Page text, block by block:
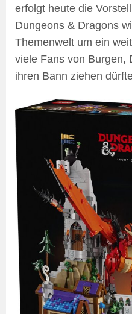
erfolgt heute die
Dungeons & Dragons
Themenwelt um ein
viele Fans von Burgen,
ihren Bann ziehen